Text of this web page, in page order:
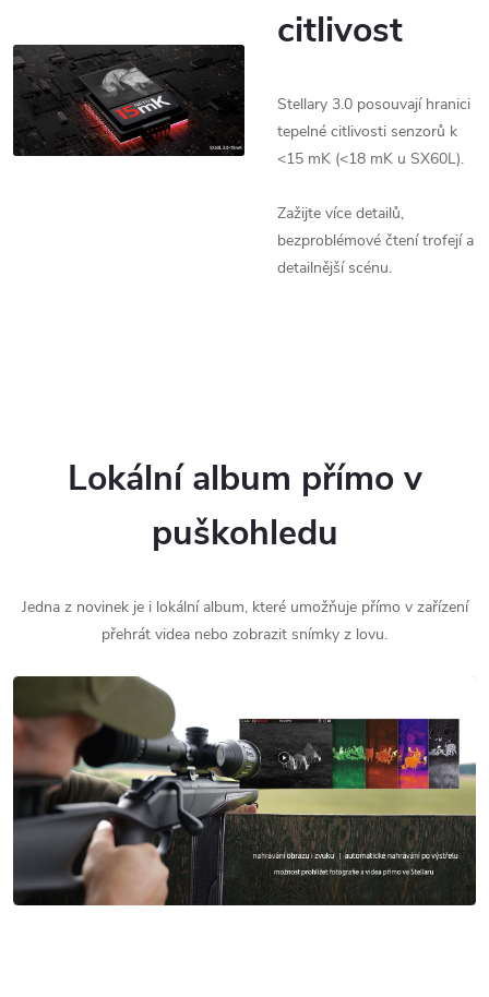
citlivost
Stellary 3.0 posouvají hranici
tepelné citlivosti senzorů k
<15 mK (<18 mK u SX60L).
Zažijte více detailů,
bezproblémové čtení trofejí a
detailnější scénu.
Lokální album přímo v
puškohledu
Jedna z novinek je i lokální album, které umožňuje přímo v zařízení
přehrát videa nebo zobrazit snímky z lovu.